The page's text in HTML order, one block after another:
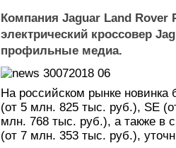
Компания Jaguar Land
электрический кроссовер
профильные медиа.
На российском рынке новинка
(от 5 млн. 825 тыс. руб.), SE
млн. 768 тыс. руб.), а также в
(от 7 млн. 353 тыс. руб.),